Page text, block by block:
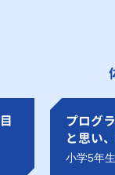
プログ
と思い
小学5年